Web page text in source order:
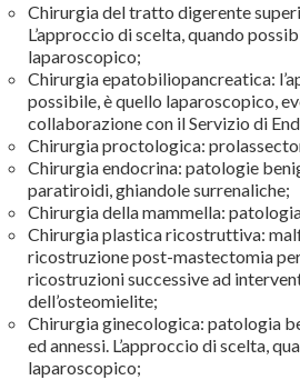
Chirurgia del tratto digerente
L’approccio di scelta, quando
laparoscopico;
Chirurgia epatobiliopancreatica:
possibile, è quello laparoscopico,
collaborazione con il Servizio di
Chirurgia proctologica:
Chirurgia endocrina: patologie
paratiroidi, ghiandole surrenaliche;
Chirurgia della mammella:
Chirurgia plastica ricostruttiva:
ricostruzione post-mastectomia
ricostruzioni successive ad
dell’osteomielite;
Chirurgia ginecologica: patologia
ed annessi. L’approccio di scelta,
laparoscopico;